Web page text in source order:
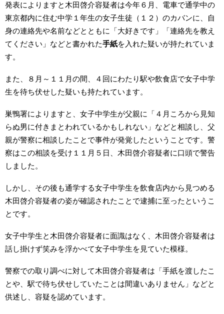
発表によりますと木田啓介容疑者は今年６月、電車で通学中の
東京都内に住む中学１年生の女子生徒（１２）のカバンに、自
身の連絡先や名前などとともに「大好きです」「連絡先を教え
てください」などと書かれた手紙を入れた疑いが持たれていま
す。
また、８月～１１月の間、４回にわたり駅や飲食店で女子中学
生を待ち伏せした疑いも持たれています。
巣鴨署によりますと、女子中学生が父親に「４月ころから見知
らぬ男に付きまとわれているかもしれない」などと相談し、父
親が警察に相談したことで事件が発覚したということです。警
察はこの相談を受け１１月５日、木田啓介容疑者に口頭で警告
しました。
しかし、その後も通学する女子中学生を飲食店内から見つめる
木田啓介容疑者の姿が確認されたことで逮捕に至ったというこ
とです。
女子中学生と木田啓介容疑者に面識はなく、木田啓介容疑者は
話し掛けず笑みを浮かべて女子中学生を見ていた模様。
警察での取り調べに対して木田啓介容疑者は「手紙を渡したこ
とや、駅で待ち伏せしていたことは間違いありません」などと
供述し、容疑を認めています。